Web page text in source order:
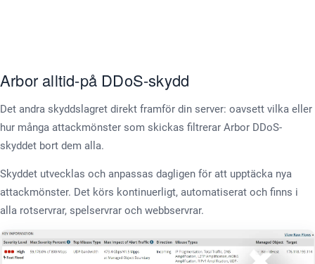
Arbor alltid-på DDoS-skydd
Det andra skyddslagret direkt framför din server: oavsett vilka eller
hur många attackmönster som skickas filtrerar Arbor DDoS-
skyddet bort dem alla.
Skyddet utvecklas och anpassas dagligen för att upptäcka nya
attackmönster. Det körs kontinuerligt, automatiserat och finns i
alla rotservrar, spelservrar och webbservrar.